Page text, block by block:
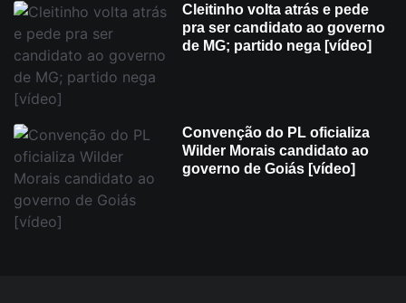
Cleitinho volta atrás e pede
pra ser candidato ao governo
de MG; partido nega [vídeo]
Convenção do PL oficializa
Wilder Morais candidato ao
governo de Goiás [vídeo]